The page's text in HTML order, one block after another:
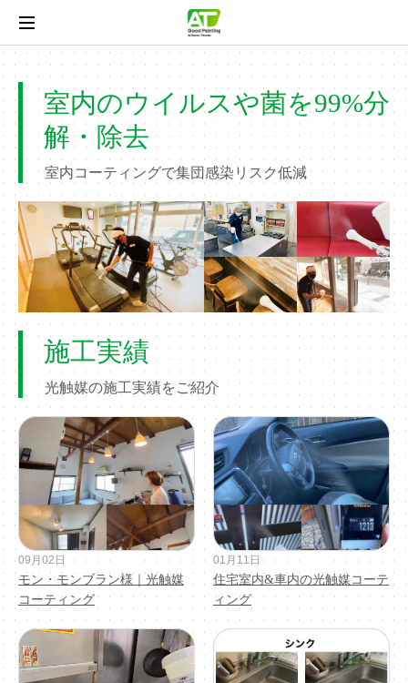
室内のウイルスや菌を99%分
解・除去
室内コーティングで集団感染リスク低減
施工実績
光触媒の施工実績をご紹介
09月02日
モン・モンブラン様｜光触媒
コーティング
01月11日
住宅室内&車内の光触媒コーテ
ィング